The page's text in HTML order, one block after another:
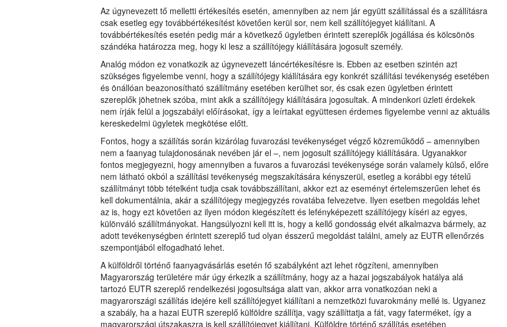
Az úgynevezett tő melletti értékesítés esetén, amennyiben az nem jár együtt szállítással és a szállításra
csak esetleg egy továbbértékesítést követően kerül sor, nem kell szállítójegyet kiállítani. A
továbbértékesítés esetén pedig már a következő ügyletben érintett szereplők jogállása és kölcsönös
szándéka határozza meg, hogy ki lesz a szállítójegy kiállítására jogosult személy.
Analóg módon ez vonatkozik az úgynevezett láncértékesítésre is. Ebben az esetben szintén azt
szükséges figyelembe venni, hogy a szállítójegy kiállítására egy konkrét szállítási tevékenység esetében
és önállóan beazonosítható szállítmány esetében kerülhet sor, és csak ezen ügyletben érintett
szereplők jöhetnek szóba, mint akik a szállítójegy kiállítására jogosultak. A mindenkori üzleti érdekek
nem írják felül a jogszabályi előírásokat, így a leírtakat együttesen érdemes figyelembe venni az aktuális
kereskedelmi ügyletek megkötése előtt.
Fontos, hogy a szállítás során kizárólag fuvarozási tevékenységet végző közreműködő – amennyiben
nem a faanyag tulajdonosának nevében jár el –, nem jogosult szállítójegy kiállítására. Ugyanakkor
fontos megjegyezni, hogy amennyiben a fuvaros a fuvarozási tevékenysége során valamely külső, előre
nem látható okból a szállítási tevékenység megszakítására kényszerül, esetleg a korábbi egy tételű
szállítmányt több tételként tudja csak továbbszállítani, akkor ezt az eseményt értelemszerűen lehet és
kell dokumentálnia, akár a szállítójegy megjegyzés rovatába felvezetve. Ilyen esetben megoldás lehet
az is, hogy ezt követően az ilyen módon kiegészített és lefényképezett szállítójegy kíséri az egyes,
különváló szállítmányokat. Hangsúlyozni kell itt is, hogy a kellő gondosság elvét alkalmazva bármely, az
adott tevékenységben érintett szereplő tud olyan ésszerű megoldást találni, amely az EUTR ellenőrzés
szempontjából elfogadható lehet.
A külföldről történő faanyagvásárlás esetén fő szabályként azt lehet rögzíteni, amennyiben
Magyarország területére már úgy érkezik a szállítmány, hogy az a hazai jogszabályok hatálya alá
tartozó EUTR szereplő rendelkezési jogosultsága alatt van, akkor arra vonatkozóan neki a
magyarországi szállítás idejére kell szállítójegyet kiállítani a nemzetközi fuvarokmány mellé is. Ugyanez
a szabály, ha a hazai EUTR szereplő külföldre szállítja, vagy szállíttatja a fát, vagy faterméket, így a
magyarországi útszakaszra is kell szállítójegyet kiállítani. Külföldre történő szállítás esetében